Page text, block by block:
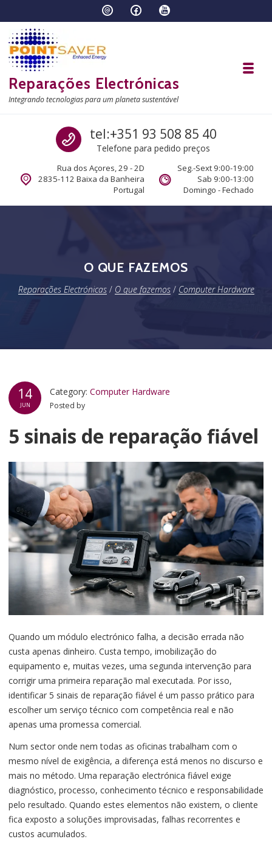
Reparações Electrónicas
Integrando tecnologias para um planeta sustentável
Call us
tel:+351 93 508 85 40
Telefone para pedido preços
Rua dos Açores, 29 - 2D
2835-112 Baixa da Banheira
Portugal
Seg.-Sext 9:00-19:00
Sab 9:00-13:00
Domingo - Fechado
O QUE FAZEMOS
Reparações Electrónicas/ O que fazemos/ Computer Hardware
14
JUN
Category:Computer Hardware
Posted by
5 sinais de reparação fiável
Quando um módulo electrónico falha, a decisão errada não
custa apenas dinheiro. Custa tempo, imobilização do
equipamento e, muitas vezes, uma segunda intervenção para
corrigir uma primeira reparação mal executada. Por isso,
identificar 5 sinais de reparação fiável é um passo prático para
escolher um serviço técnico com competência real e não
apenas uma promessa comercial.
Num sector onde nem todas as oficinas trabalham com o
mesmo nível de exigência, a diferença está menos no discurso e
mais no método. Uma reparação electrónica fiável exige
diagnóstico, processo, conhecimento técnico e responsabilidade
pelo resultado. Quando estes elementos não existem, o cliente
fica exposto a soluções improvisadas, falhas recorrentes e
custos acumulados.